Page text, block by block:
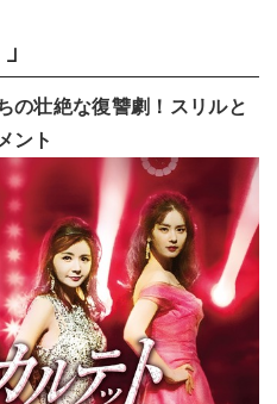
の壮絶な復讐劇！スリルと
ント